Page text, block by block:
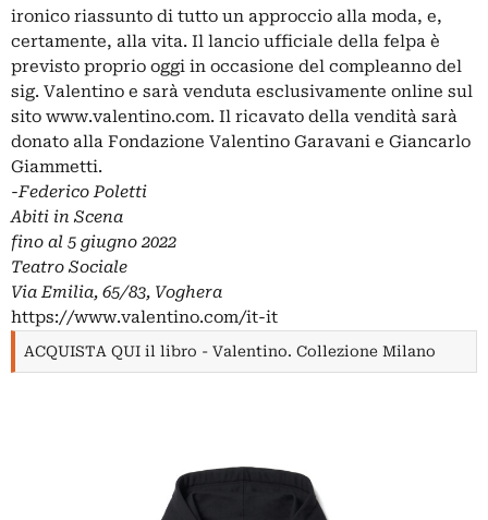
ironico riassunto di tutto un approccio alla moda, e,
certamente, alla vita. Il lancio ufficiale della felpa è
previsto proprio oggi in occasione del compleanno del
sig. Valentino e sarà venduta esclusivamente online sul
sito www.valentino.com. Il ricavato della vendità sarà
donato alla Fondazione Valentino Garavani e Giancarlo
Giammetti.
-Federico Poletti
Abiti in Scena
fino al 5 giugno 2022
Teatro Sociale
Via Emilia, 65/83, Voghera
https://www.valentino.com/it-it
ACQUISTA QUI il libro - Valentino. Collezione Milano